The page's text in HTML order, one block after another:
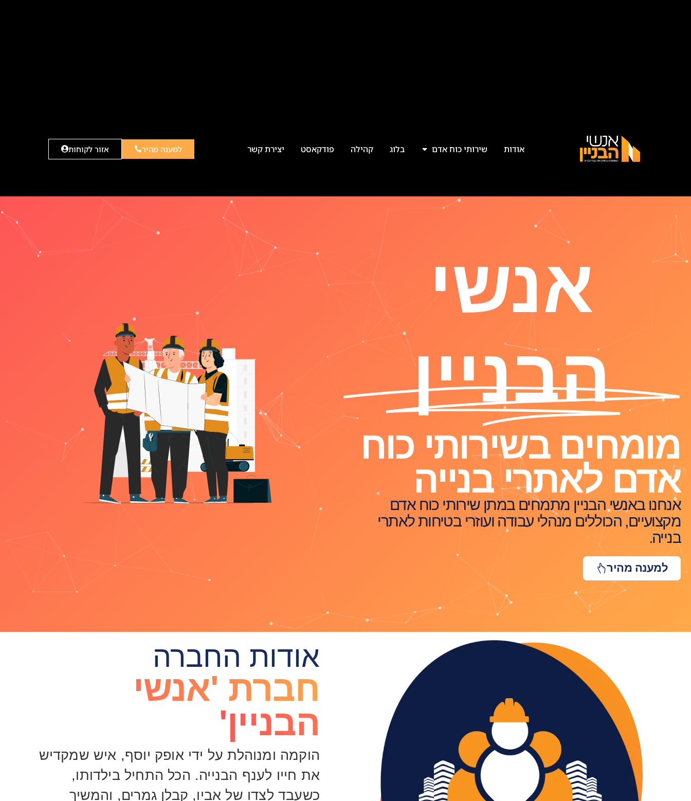
אודות שירותי כוח אדם בלוג קהילה פודקאסט יצירת קשר למענה מהיר אזור לקוחות
אנשי
הבניין
מומחים בשירותי כוח
אדם לאתרי בנייה
אנחנו באנשי הבניין מתמחים במתן שירותי כוח אדם
מקצועיים, הכוללים מנהלי עבודה ועוזרי בטיחות לאתרי
בנייה.
למענה מהיר
אודות החברה
חברת 'אנשי
הבניין'
הוקמה ומנוהלת על ידי אופק יוסף, איש שמקדיש
את חייו לענף הבנייה. הכל התחיל בילדותו,
כשעבד לצדו של אביו, קבלן גמרים, והמשיך